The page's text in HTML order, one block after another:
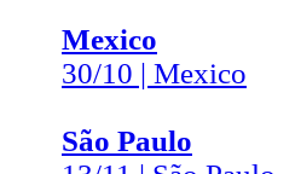
Mexico
30/10 | Mexico
São Paulo